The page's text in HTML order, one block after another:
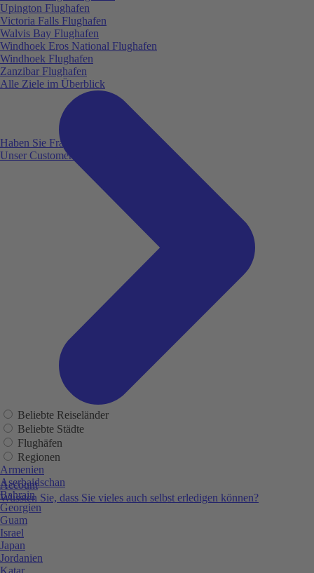
Haben Sie Fragen?
Unser Customer Service ist für Sie da!
Account
Wussten Sie, dass Sie vieles auch selbst erledigen können?
Upington Flughafen
Victoria Falls Flughafen
Walvis Bay Flughafen
Windhoek Eros National Flughafen
Windhoek Flughafen
Zanzibar Flughafen
Alle Ziele im Überblick
Beliebte Reiseländer
Beliebte Städte
Flughäfen
Regionen
Armenien
Aserbaidschan
Bahrain
Georgien
Guam
Israel
Japan
Jordanien
Katar